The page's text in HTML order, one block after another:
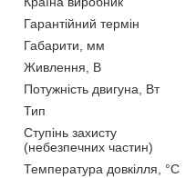
Гарантійний термін
Габарити, мм
Живлення, В
Потужність двигуна, Вт
Тип
Ступінь захисту
(небезпечних частин)
Температура довкілля, °C